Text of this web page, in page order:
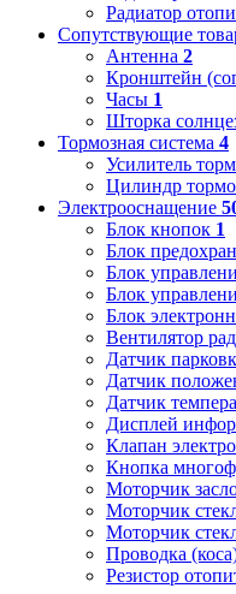
Радиатор
Сопутствующие
Антенна 2
Кронштейн
Часы 1
Шторка
Тормозная система 4
Усилитель
Цилиндр
Электрооснащение
Блок кнопок 1
Блок
Блок
Блок
Блок
Вентилятор
Датчик
Датчик
Датчик
Дисплей
Клапан
Кнопка
Моторчик
Моторчик
Моторчик
Проводка
Резистор